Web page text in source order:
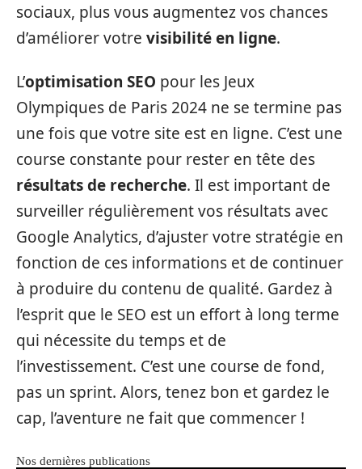
sociaux, plus vous augmentez vos chances
d’améliorer votre visibilité en ligne.
L’optimisation SEO pour les Jeux
Olympiques de Paris 2024 ne se termine pas
une fois que votre site est en ligne. C’est une
course constante pour rester en tête des
résultats de recherche. Il est important de
surveiller régulièrement vos résultats avec
Google Analytics, d’ajuster votre stratégie en
fonction de ces informations et de continuer
à produire du contenu de qualité. Gardez à
l’esprit que le SEO est un effort à long terme
qui nécessite du temps et de
l’investissement. C’est une course de fond,
pas un sprint. Alors, tenez bon et gardez le
cap, l’aventure ne fait que commencer !
Nos dernières publications